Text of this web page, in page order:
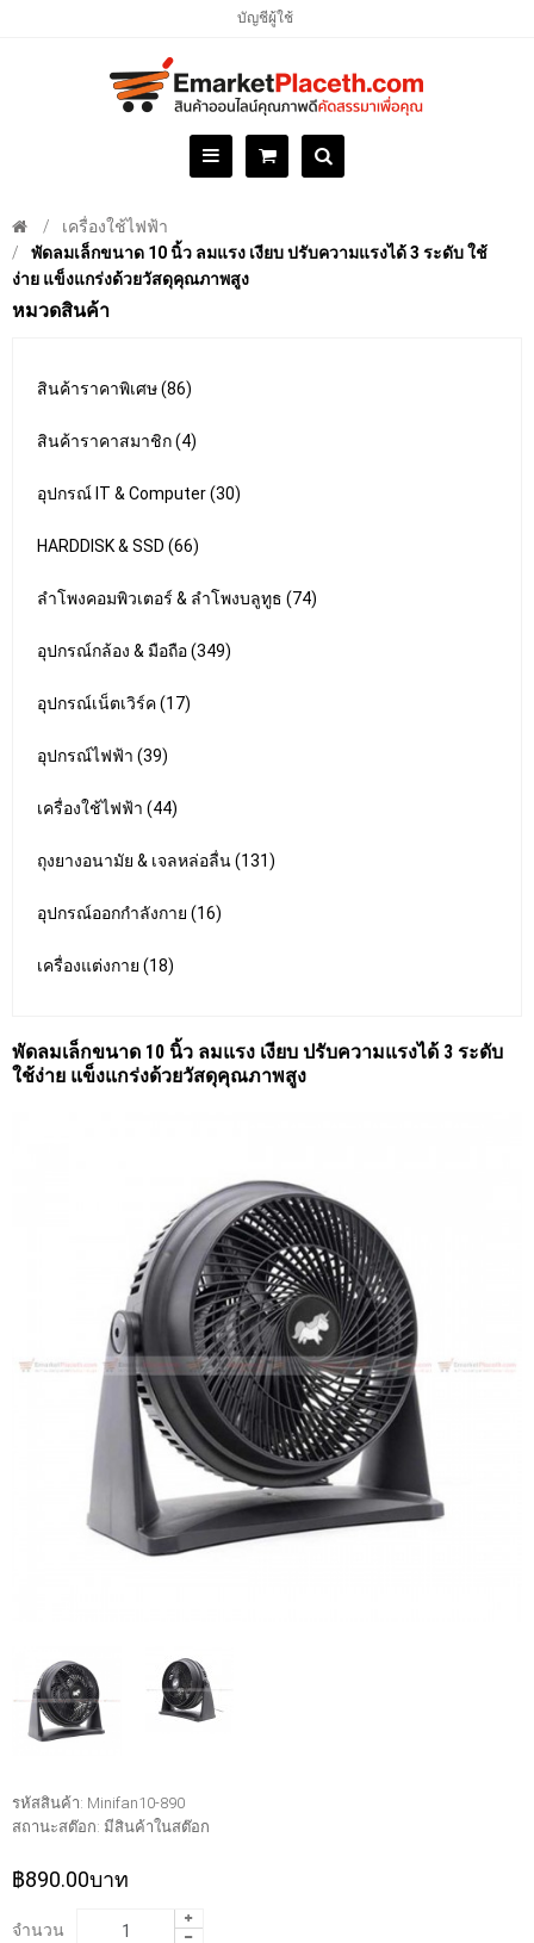
บัญชีผู้ใช้
เครื่องใช้ไฟฟ้า
พัดลมเล็กขนาด 10 นิ้ว ลมแรง เงียบ ปรับความแรงได้ 3 ระดับ ใช้
ง่าย แข็งแกร่งด้วยวัสดุคุณภาพสูง
หมวดสินค้า
สินค้าราคาพิเศษ (86)
สินค้าราคาสมาชิก (4)
อุปกรณ์ IT & Computer (30)
HARDDISK & SSD (66)
ลำโพงคอมพิวเตอร์ & ลำโพงบลูทูธ (74)
อุปกรณ์กล้อง & มือถือ (349)
อุปกรณ์เน็ตเวิร์ค (17)
อุปกรณ์ไฟฟ้า (39)
เครื่องใช้ไฟฟ้า (44)
ถุงยางอนามัย & เจลหล่อลื่น (131)
อุปกรณ์ออกกำลังกาย (16)
เครื่องแต่งกาย (18)
พัดลมเล็กขนาด 10 นิ้ว ลมแรง เงียบ ปรับความแรงได้ 3 ระดับ
ใช้ง่าย แข็งแกร่งด้วยวัสดุคุณภาพสูง
รหัสสินค้า: Minifan10-890
สถานะสต๊อก: มีสินค้าในสต๊อก
฿890.00บาท
จำนวน